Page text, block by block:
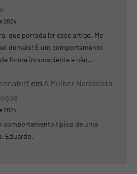
2024
que porrada ler esse artigo. Me
demais! É um comportamento
forma inconsciente e não…
em A Mulher Narcisista
2024
comportamento típico de uma
Eduardo.